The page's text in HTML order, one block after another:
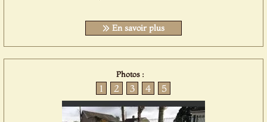
En savoir plus
Photos :
1 2 3 4 5